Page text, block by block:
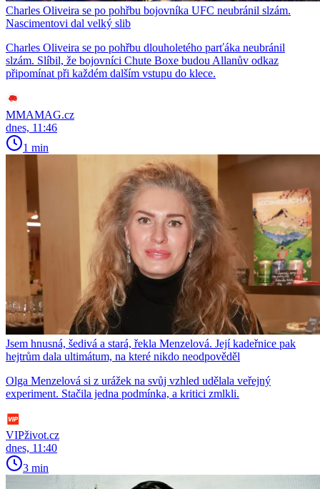
Charles Oliveira se po pohřbu bojovníka UFC neubránil slzám.
Nascimentovi dal velký slib
Charles Oliveira se po pohřbu dlouholetého parťáka neubránil
slzám. Slíbil, že bojovníci Chute Boxe budou Allanův odkaz
připomínat při každém dalším vstupu do klece.
MMAMAG.cz
dnes, 11:46
1 min
Jsem hnusná, šedivá a stará, řekla Menzelová. Její kadeřnice pak
hejtrům dala ultimátum, na které nikdo neodpověděl
Olga Menzelová si z urážek na svůj vzhled udělala veřejný
experiment. Stačila jedna podmínka, a kritici zmlkli.
VIPživot.cz
dnes, 11:40
3 min